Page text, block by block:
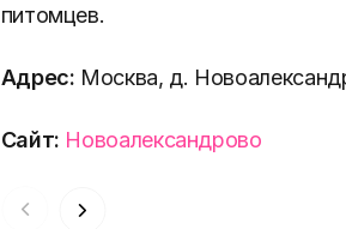
питомцев.
Адрес: Москва, д.
Сайт: Новоалександрово